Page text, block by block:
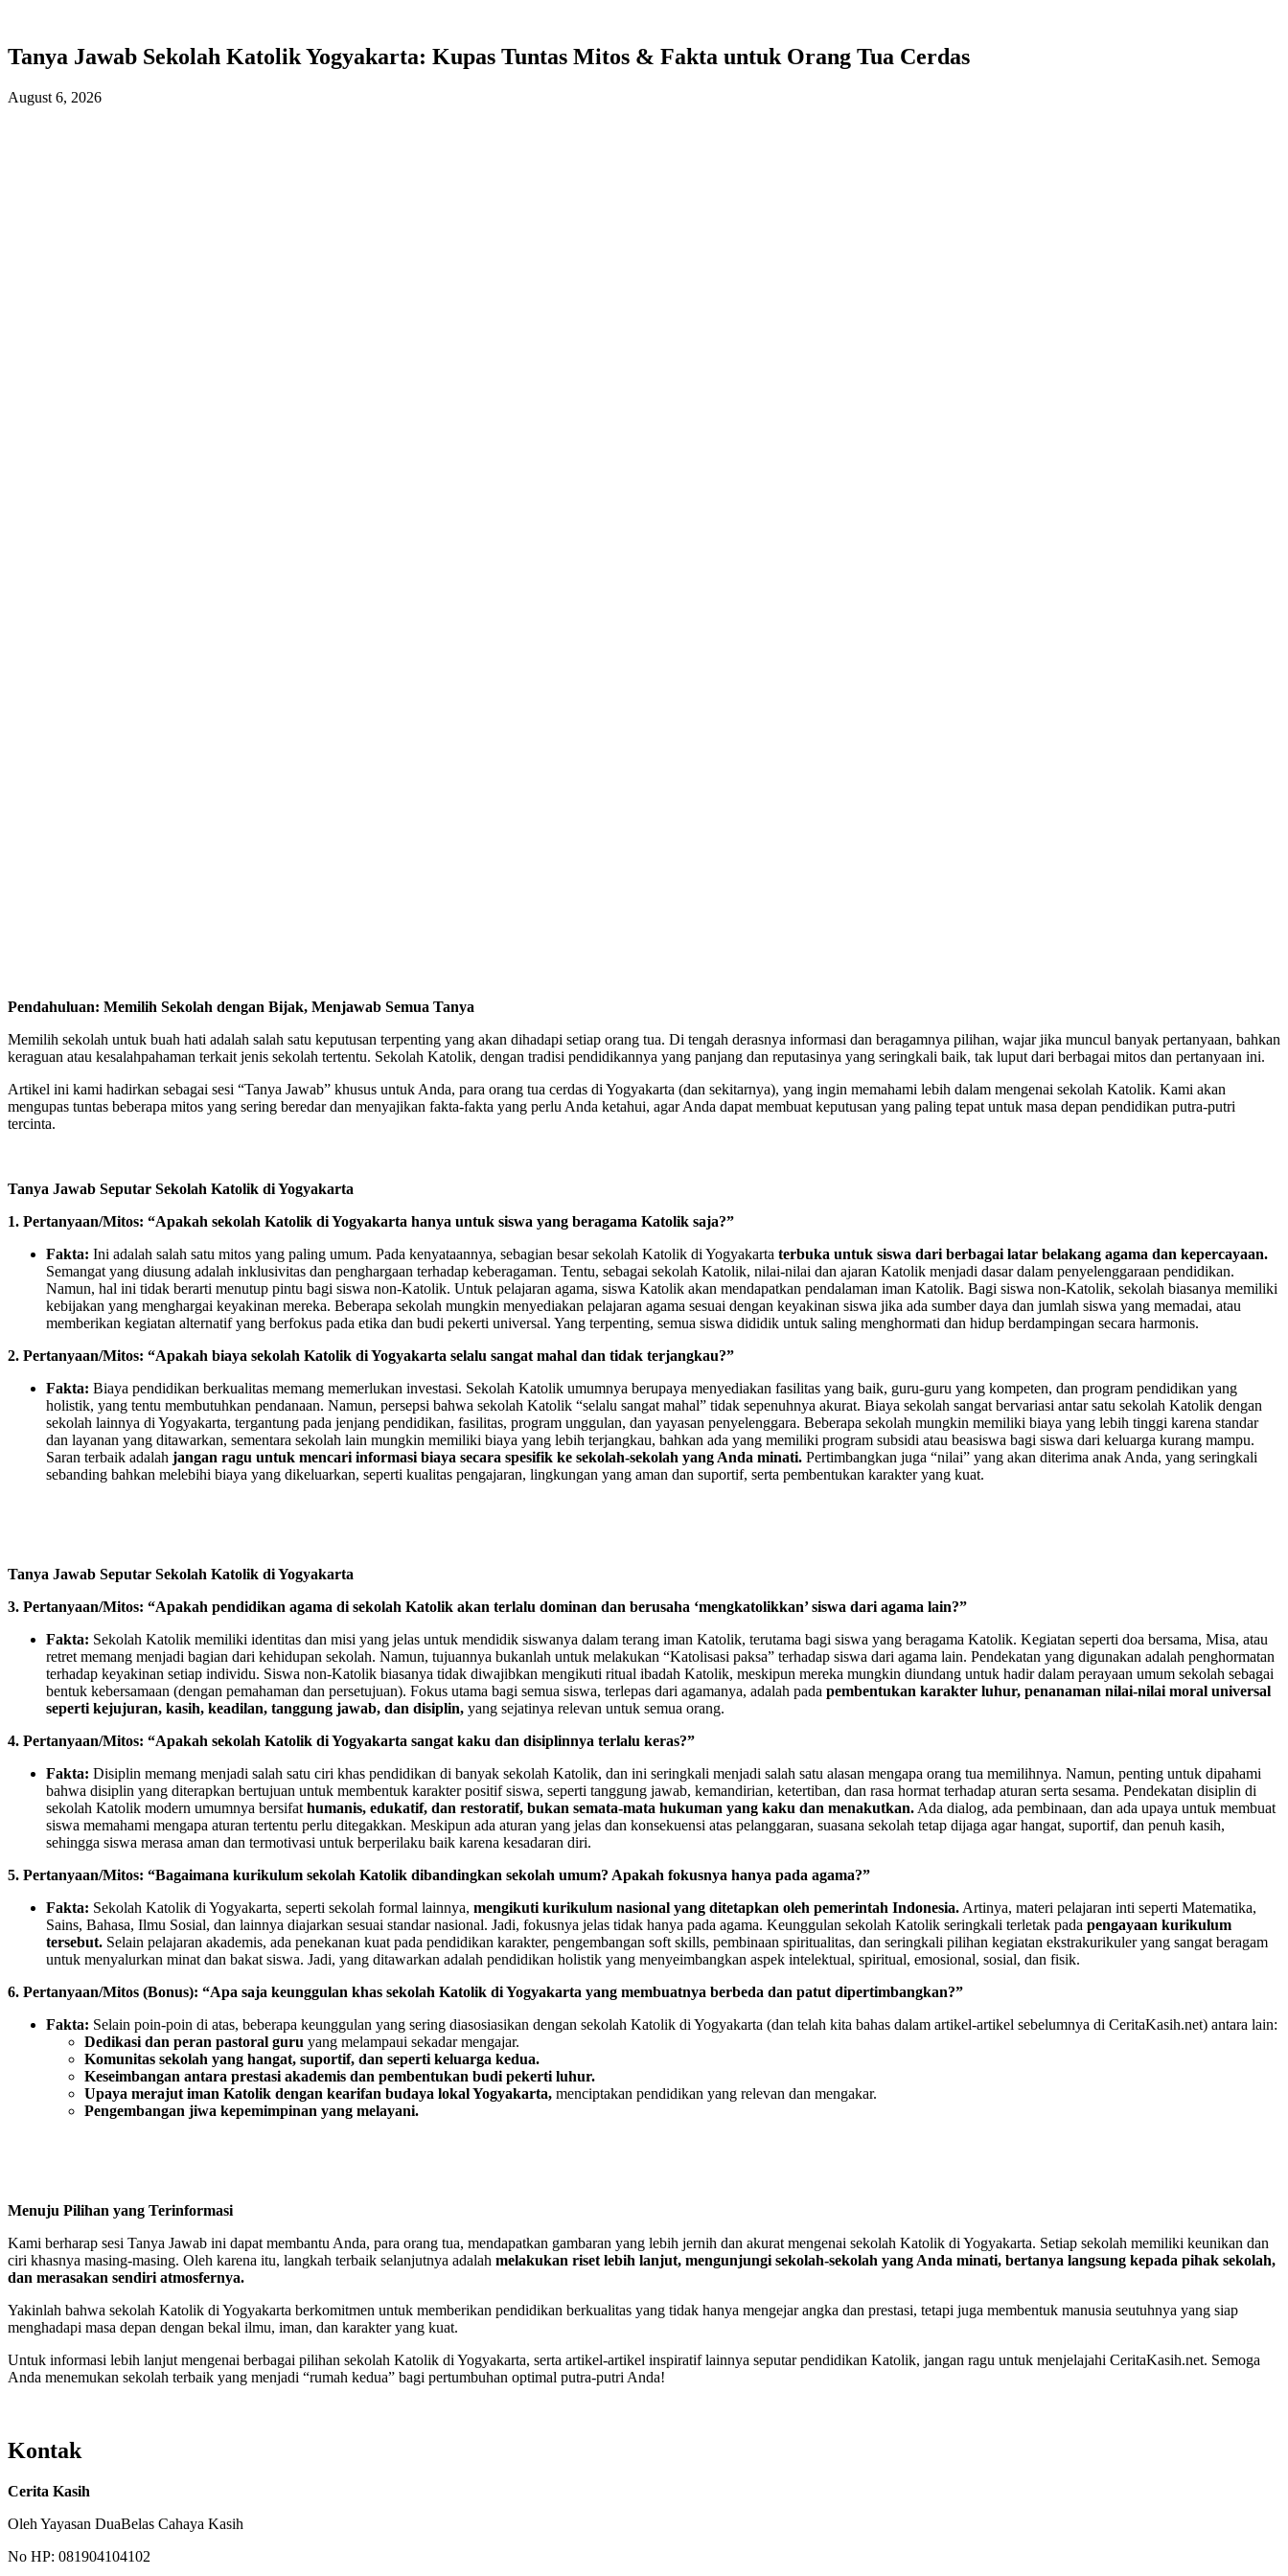
Tanya Jawab Sekolah Katolik Yogyakarta: Kupas Tuntas Mitos & Fakta untuk Orang Tua Cerdas
August 6, 2026
Pendahuluan: Memilih Sekolah dengan Bijak, Menjawab Semua Tanya
Memilih sekolah untuk buah hati adalah salah satu keputusan terpenting yang akan dihadapi setiap orang tua. Di tengah derasnya informasi dan beragamnya pilihan, wajar jika muncul banyak pertanyaan, bahkan
keraguan atau kesalahpahaman terkait jenis sekolah tertentu. Sekolah Katolik, dengan tradisi pendidikannya yang panjang dan reputasinya yang seringkali baik, tak luput dari berbagai mitos dan pertanyaan ini.
Artikel ini kami hadirkan sebagai sesi “Tanya Jawab” khusus untuk Anda, para orang tua cerdas di Yogyakarta (dan sekitarnya), yang ingin memahami lebih dalam mengenai sekolah Katolik. Kami akan
mengupas tuntas beberapa mitos yang sering beredar dan menyajikan fakta-fakta yang perlu Anda ketahui, agar Anda dapat membuat keputusan yang paling tepat untuk masa depan pendidikan putra-putri
tercinta.
Tanya Jawab Seputar Sekolah Katolik di Yogyakarta
1. Pertanyaan/Mitos: “Apakah sekolah Katolik di Yogyakarta hanya untuk siswa yang beragama Katolik saja?”
Fakta: Ini adalah salah satu mitos yang paling umum. Pada kenyataannya, sebagian besar sekolah Katolik di Yogyakarta terbuka untuk siswa dari berbagai latar belakang agama dan kepercayaan.
Semangat yang diusung adalah inklusivitas dan penghargaan terhadap keberagaman. Tentu, sebagai sekolah Katolik, nilai-nilai dan ajaran Katolik menjadi dasar dalam penyelenggaraan pendidikan.
Namun, hal ini tidak berarti menutup pintu bagi siswa non-Katolik. Untuk pelajaran agama, siswa Katolik akan mendapatkan pendalaman iman Katolik. Bagi siswa non-Katolik, sekolah biasanya memiliki
kebijakan yang menghargai keyakinan mereka. Beberapa sekolah mungkin menyediakan pelajaran agama sesuai dengan keyakinan siswa jika ada sumber daya dan jumlah siswa yang memadai, atau
memberikan kegiatan alternatif yang berfokus pada etika dan budi pekerti universal. Yang terpenting, semua siswa dididik untuk saling menghormati dan hidup berdampingan secara harmonis.
2. Pertanyaan/Mitos: “Apakah biaya sekolah Katolik di Yogyakarta selalu sangat mahal dan tidak terjangkau?”
Fakta: Biaya pendidikan berkualitas memang memerlukan investasi. Sekolah Katolik umumnya berupaya menyediakan fasilitas yang baik, guru-guru yang kompeten, dan program pendidikan yang
holistik, yang tentu membutuhkan pendanaan. Namun, persepsi bahwa sekolah Katolik “selalu sangat mahal” tidak sepenuhnya akurat. Biaya sekolah sangat bervariasi antar satu sekolah Katolik dengan
sekolah lainnya di Yogyakarta, tergantung pada jenjang pendidikan, fasilitas, program unggulan, dan yayasan penyelenggara. Beberapa sekolah mungkin memiliki biaya yang lebih tinggi karena standar
dan layanan yang ditawarkan, sementara sekolah lain mungkin memiliki biaya yang lebih terjangkau, bahkan ada yang memiliki program subsidi atau beasiswa bagi siswa dari keluarga kurang mampu.
Saran terbaik adalah jangan ragu untuk mencari informasi biaya secara spesifik ke sekolah-sekolah yang Anda minati. Pertimbangkan juga “nilai” yang akan diterima anak Anda, yang seringkali
sebanding bahkan melebihi biaya yang dikeluarkan, seperti kualitas pengajaran, lingkungan yang aman dan suportif, serta pembentukan karakter yang kuat.
Tanya Jawab Seputar Sekolah Katolik di Yogyakarta
3. Pertanyaan/Mitos: “Apakah pendidikan agama di sekolah Katolik akan terlalu dominan dan berusaha ‘mengkatolikkan’ siswa dari agama lain?”
Fakta: Sekolah Katolik memiliki identitas dan misi yang jelas untuk mendidik siswanya dalam terang iman Katolik, terutama bagi siswa yang beragama Katolik. Kegiatan seperti doa bersama, Misa, atau
retret memang menjadi bagian dari kehidupan sekolah. Namun, tujuannya bukanlah untuk melakukan “Katolisasi paksa” terhadap siswa dari agama lain. Pendekatan yang digunakan adalah penghormatan
terhadap keyakinan setiap individu. Siswa non-Katolik biasanya tidak diwajibkan mengikuti ritual ibadah Katolik, meskipun mereka mungkin diundang untuk hadir dalam perayaan umum sekolah sebagai
bentuk kebersamaan (dengan pemahaman dan persetujuan). Fokus utama bagi semua siswa, terlepas dari agamanya, adalah pada pembentukan karakter luhur, penanaman nilai-nilai moral universal
seperti kejujuran, kasih, keadilan, tanggung jawab, dan disiplin, yang sejatinya relevan untuk semua orang.
4. Pertanyaan/Mitos: “Apakah sekolah Katolik di Yogyakarta sangat kaku dan disiplinnya terlalu keras?”
Fakta: Disiplin memang menjadi salah satu ciri khas pendidikan di banyak sekolah Katolik, dan ini seringkali menjadi salah satu alasan mengapa orang tua memilihnya. Namun, penting untuk dipahami
bahwa disiplin yang diterapkan bertujuan untuk membentuk karakter positif siswa, seperti tanggung jawab, kemandirian, ketertiban, dan rasa hormat terhadap aturan serta sesama. Pendekatan disiplin di
sekolah Katolik modern umumnya bersifat humanis, edukatif, dan restoratif, bukan semata-mata hukuman yang kaku dan menakutkan. Ada dialog, ada pembinaan, dan ada upaya untuk membuat
siswa memahami mengapa aturan tertentu perlu ditegakkan. Meskipun ada aturan yang jelas dan konsekuensi atas pelanggaran, suasana sekolah tetap dijaga agar hangat, suportif, dan penuh kasih,
sehingga siswa merasa aman dan termotivasi untuk berperilaku baik karena kesadaran diri.
5. Pertanyaan/Mitos: “Bagaimana kurikulum sekolah Katolik dibandingkan sekolah umum? Apakah fokusnya hanya pada agama?”
Fakta: Sekolah Katolik di Yogyakarta, seperti sekolah formal lainnya, mengikuti kurikulum nasional yang ditetapkan oleh pemerintah Indonesia. Artinya, materi pelajaran inti seperti Matematika,
Sains, Bahasa, Ilmu Sosial, dan lainnya diajarkan sesuai standar nasional. Jadi, fokusnya jelas tidak hanya pada agama. Keunggulan sekolah Katolik seringkali terletak pada pengayaan kurikulum
tersebut. Selain pelajaran akademis, ada penekanan kuat pada pendidikan karakter, pengembangan soft skills, pembinaan spiritualitas, dan seringkali pilihan kegiatan ekstrakurikuler yang sangat beragam
untuk menyalurkan minat dan bakat siswa. Jadi, yang ditawarkan adalah pendidikan holistik yang menyeimbangkan aspek intelektual, spiritual, emosional, sosial, dan fisik.
6. Pertanyaan/Mitos (Bonus): “Apa saja keunggulan khas sekolah Katolik di Yogyakarta yang membuatnya berbeda dan patut dipertimbangkan?”
Fakta: Selain poin-poin di atas, beberapa keunggulan yang sering diasosiasikan dengan sekolah Katolik di Yogyakarta (dan telah kita bahas dalam artikel-artikel sebelumnya di CeritaKasih.net) antara lain:
Dedikasi dan peran pastoral guru yang melampaui sekadar mengajar.
Komunitas sekolah yang hangat, suportif, dan seperti keluarga kedua.
Keseimbangan antara prestasi akademis dan pembentukan budi pekerti luhur.
Upaya merajut iman Katolik dengan kearifan budaya lokal Yogyakarta, menciptakan pendidikan yang relevan dan mengakar.
Pengembangan jiwa kepemimpinan yang melayani.
Menuju Pilihan yang Terinformasi
Kami berharap sesi Tanya Jawab ini dapat membantu Anda, para orang tua, mendapatkan gambaran yang lebih jernih dan akurat mengenai sekolah Katolik di Yogyakarta. Setiap sekolah memiliki keunikan dan
ciri khasnya masing-masing. Oleh karena itu, langkah terbaik selanjutnya adalah melakukan riset lebih lanjut, mengunjungi sekolah-sekolah yang Anda minati, bertanya langsung kepada pihak sekolah,
dan merasakan sendiri atmosfernya.
Yakinlah bahwa sekolah Katolik di Yogyakarta berkomitmen untuk memberikan pendidikan berkualitas yang tidak hanya mengejar angka dan prestasi, tetapi juga membentuk manusia seutuhnya yang siap
menghadapi masa depan dengan bekal ilmu, iman, dan karakter yang kuat.
Untuk informasi lebih lanjut mengenai berbagai pilihan sekolah Katolik di Yogyakarta, serta artikel-artikel inspiratif lainnya seputar pendidikan Katolik, jangan ragu untuk menjelajahi CeritaKasih.net. Semoga
Anda menemukan sekolah terbaik yang menjadi “rumah kedua” bagi pertumbuhan optimal putra-putri Anda!
Kontak
Cerita Kasih
Oleh Yayasan DuaBelas Cahaya Kasih
No HP: 081904104102